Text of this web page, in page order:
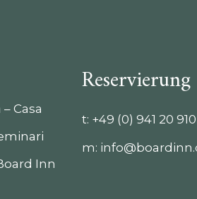
Casa
Inn
Reservierung
t: +49 (0) 941 20
m: